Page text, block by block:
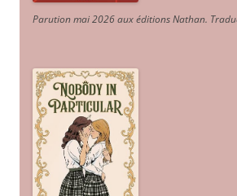
Parution mai 2026 aux éditions Nathan.